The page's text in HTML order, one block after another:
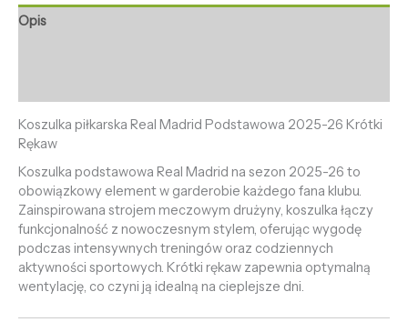
Opis
Koszulka piłkarska Real Madrid Podstawowa 2025-26 Krótki
Rękaw
Koszulka podstawowa Real Madrid na sezon 2025-26 to
obowiązkowy element w garderobie każdego fana klubu.
Zainspirowana strojem meczowym drużyny, koszulka łączy
funkcjonalność z nowoczesnym stylem, oferując wygodę
podczas intensywnych treningów oraz codziennych
aktywności sportowych. Krótki rękaw zapewnia optymalną
wentylację, co czyni ją idealną na cieplejsze dni.